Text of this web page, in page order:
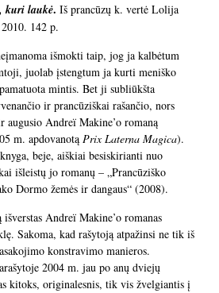
kuri laukė. Iš prancūzų k. vertė Lolija
142 p.
išmokti taip, jog ja kalbėtum
juolab įstengtum ja kurti meniško
mintis. Bet ji subliūkšta
ir prancūziškai rašančio, nors
Andreï Makine’o romaną
m. apdovanotą Prix Laterna Magica).
beje, aiškiai besiskirianti nuo
išleistų jo romanų – „Prancūziško
Dormo žemės ir dangaus“ (2008).
Andreï Makine’o romanas
Sakoma, kad rašytoją atpažinsi ne tik iš
konstravimo manieros.
2004 m. jau po anų dviejų
kitoks, originalesnis, tik vis žvelgiantis į